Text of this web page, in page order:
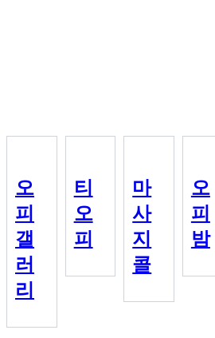
오
피
갤
러
리
티
오
피
마
사
지
콜
오
피
밤